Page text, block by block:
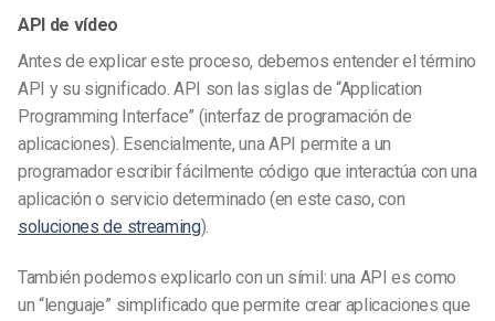
API de vídeo
Antes de explicar este proceso, debemos entender el término
API y su significado. API son las siglas de “Application
Programming Interface” (interfaz de programación de
aplicaciones). Esencialmente, una API permite a un
programador escribir fácilmente código que interactúa con una
aplicación o servicio determinado (en este caso, con
soluciones de streaming).
También podemos explicarlo con un símil: una API es como
un “lenguaje” simplificado que permite crear aplicaciones que